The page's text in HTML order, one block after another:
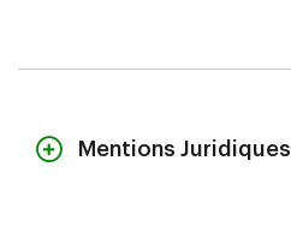
Mentions Juridiques